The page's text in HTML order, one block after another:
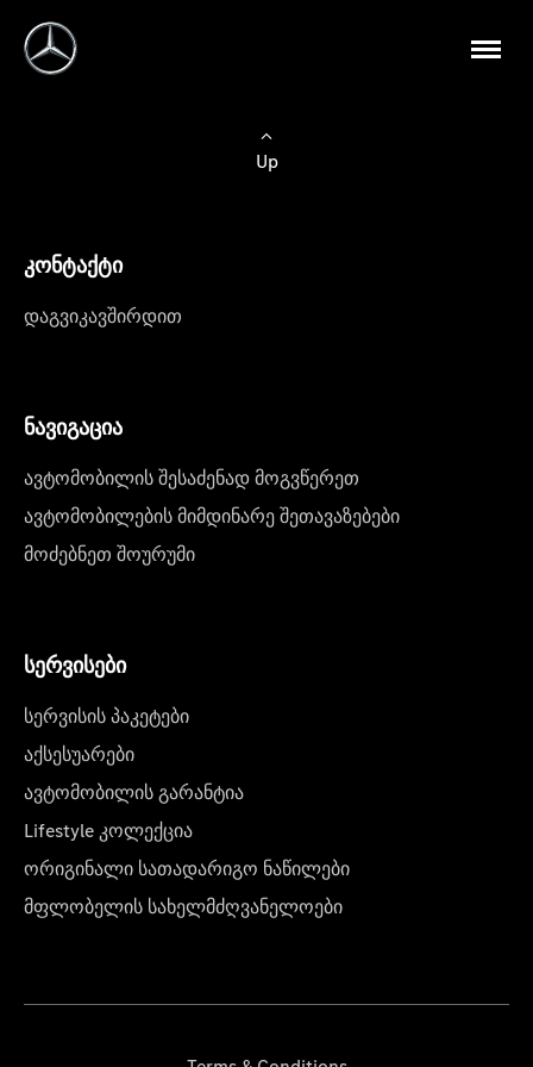
Up
კონტაქტი
დაგვიკავშირდით
ნავიგაცია
ავტომობილის შესაძენად მოგვწერეთ
ავტომობილების მიმდინარე შეთავაზებები
მოძებნეთ შოურუმი
სერვისები
სერვისის პაკეტები
აქსესუარები
ავტომობილის გარანტია
Lifestyle კოლექცია
ორიგინალი სათადარიგო ნაწილები
მფლობელის სახელმძღვანელოები